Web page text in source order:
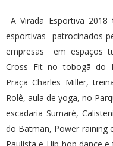
A Virada Esportiva
esportivas patrocinados
empresas em espaços
Cross Fit no tobogã do
Praça Charles Miller,
Rolê, aula de yoga, no
escadaria Sumaré,
do Batman, Power raining